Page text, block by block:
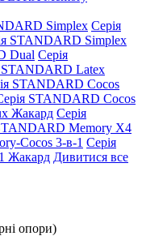
Simplex Серія
STANDARD Simplex
Dual Серія
STANDARD Latex
STANDARD Cocos
STANDARD Cocos
Жакард Серія
Memory X4
Cocos 3-в-1 Серія
Жакард Дивитися все
опори)